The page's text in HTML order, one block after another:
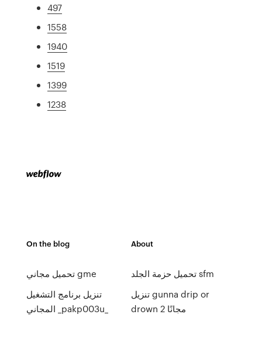
497
1558
1940
1519
1399
1238
On the blog
تحميل مجاني gme
تنزيل برنامج التشغيل
المجاني _pakp003u_
About
تحميل حزمة الجلد sfm
تنزيل gunna drip or
drown 2 مجانًا